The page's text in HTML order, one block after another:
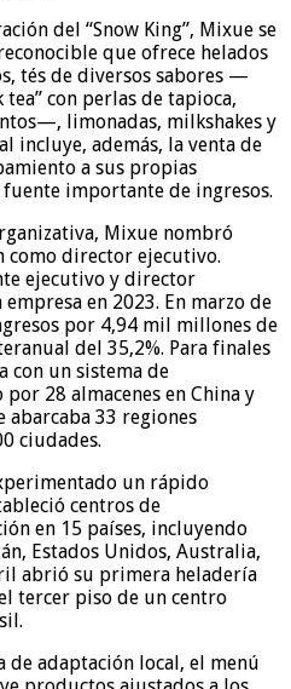
del “Snow King”, Mixue se
que ofrece helados
tés de diversos sabores —
con perlas de tapioca,
limonadas, milkshakes y
incluye, además, la venta de
a sus propias
importante de ingresos.
Mixue nombró
como director ejecutivo.
ejecutivo y director
en 2023. En marzo de
por 4,94 mil millones de
del 35,2%. Para finales
con un sistema de
28 almacenes en China y
33 regiones
ciudades.
un rápido
centros de
en 15 países, incluyendo
Estados Unidos, Australia,
abrió su primera heladería
tercer piso de un centro
de adaptación local, el menú